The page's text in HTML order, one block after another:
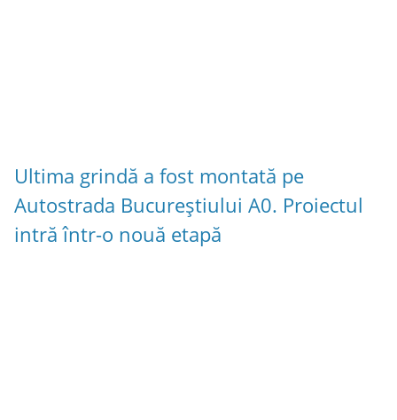
Ultima grindă a fost montată pe
Autostrada Bucureștiului A0. Proiectul
intră într-o nouă etapă